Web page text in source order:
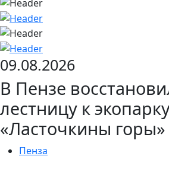
09.08.2026
В Пензе
лестницу к
«Ласточкины горы»
Пенза